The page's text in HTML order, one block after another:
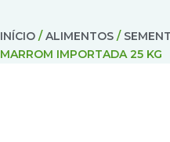
INÍCIO /ALIMENTOS /
MARROM IMPORTADA 25 KG